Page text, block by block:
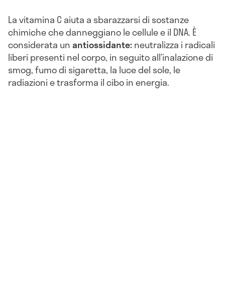
La vitamina C aiuta a sbarazzarsi di sostanze
chimiche che danneggiano le cellule e il DNA. È
considerata unantiossidante:neutralizza i radicali
liberi presenti nel corpo, in seguito all’inalazione di
smog, fumo di sigaretta, la luce del sole, le
radiazioni e trasforma il cibo in energia.